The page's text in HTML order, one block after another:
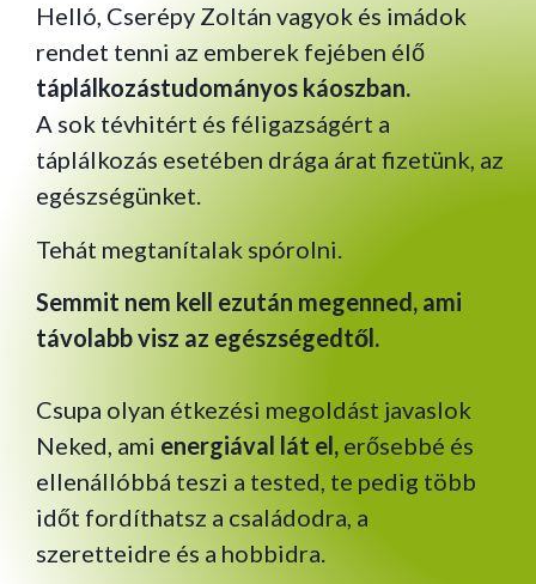
Helló, Cserépy Zoltán vagyok és imádok
rendet tenni az emberek fejében élő
táplálkozástudományos káoszban.
A sok tévhitért és féligazságért a
táplálkozás esetében drága árat fizetünk, az
egészségünket.
Tehát megtanítalak spórolni.
Semmit nem kell ezután megenned, ami
távolabb visz az egészségedtől.
Csupa olyan étkezési megoldást javaslok
Neked, ami energiával lát el, erősebbé és
ellenállóbbá teszi a tested, te pedig több
időt fordíthatsz a családodra, a
szeretteidre és a hobbidra.